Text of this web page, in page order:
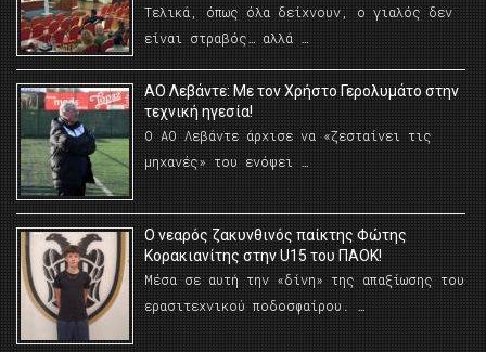
Τελικά, όπως όλα δείχνουν, ο γιαλός δεν
είναι στραβός… αλλά …
ΑΟ Λεβάντε: Με τον Χρήστο Γερολυμάτο στην
τεχνική ηγεσία!
Ο ΑΟ Λεβάντε άρχισε να «ζεσταίνει τις
μηχανές» του ενόψει …
O νεαρός ζακυνθινός παίκτης Φώτης
Κορακιανίτης στην U15 του ΠΑΟΚ!
Μέσα σε αυτή την «δίνη» της απαξίωσης του
ερασιτεχνικού ποδοσφαίρου. …